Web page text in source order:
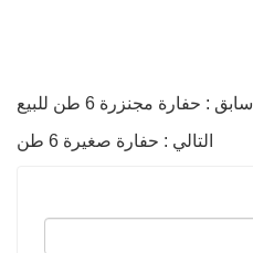
سابق : حفارة مجنزرة 6 طن للبيع
التالي : حفارة صغيرة 6 طن